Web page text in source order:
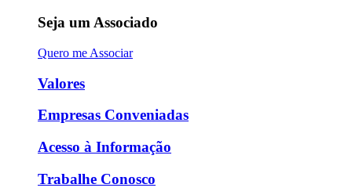
Seja um Associado
Quero me Associar
Valores
Empresas Conveniadas
Acesso à Informação
Trabalhe Conosco